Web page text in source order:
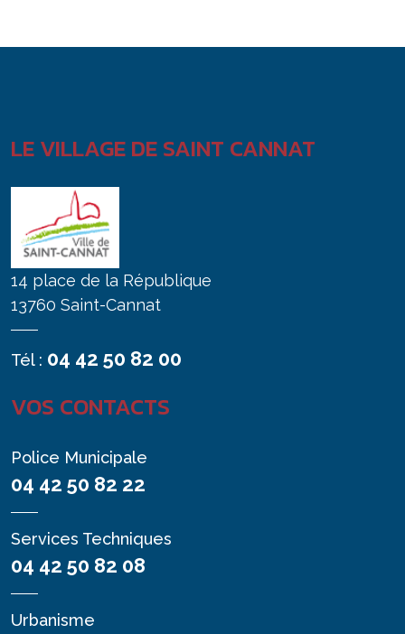
LE VILLAGE DE SAINT CANNAT
14 place de la République
13760 Saint-Cannat
Tél : 04 42 50 82 00
VOS CONTACTS
Police Municipale
04 42 50 82 22
Services Techniques
04 42 50 82 08
Urbanisme